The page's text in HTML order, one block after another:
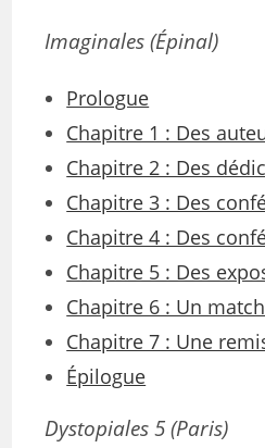
Imaginales(Épinal)
Prologue
Chapitre 1 : Des
Chapitre 2 : Des
Chapitre 3 : Des
Chapitre 4 : Des
Chapitre 5 : Des
Chapitre 6 : Un
Chapitre 7 : Une
Épilogue
Dystopiales 5 (Paris)